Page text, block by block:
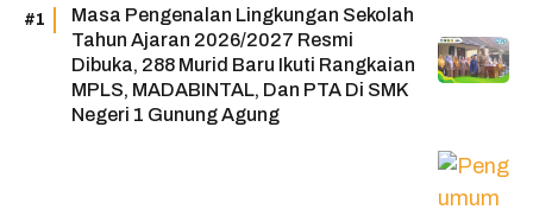
Masa Pengenalan Lingkungan Sekolah
Tahun Ajaran 2026/2027 Resmi
Dibuka, 288 Murid Baru Ikuti Rangkaian
MPLS, MADABINTAL, Dan PTA Di SMK
Negeri 1 Gunung Agung